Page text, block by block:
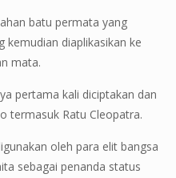
batu permata yang
kemudian diaplikasikan ke
mata.
pertama kali diciptakan dan
termasuk Ratu Cleopatra.
oleh para elit bangsa
sebagai penanda status